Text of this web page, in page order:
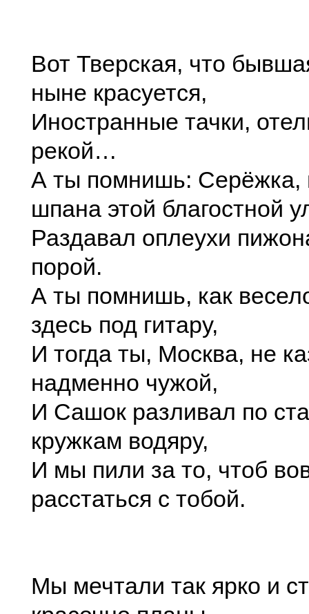
Вот Тверская, что
ныне красуется,
Иностранные тачки,
рекой…
А ты помнишь: Серёжка,
шпана этой благостной
Раздавал оплеухи
порой.
А ты помнишь, как
здесь под гитару,
И тогда ты, Москва, не
надменно чужой,
И Сашок разливал по
кружкам водяру,
И мы пили за то, чтоб
расстаться с тобой.
Мы мечтали так ярко и